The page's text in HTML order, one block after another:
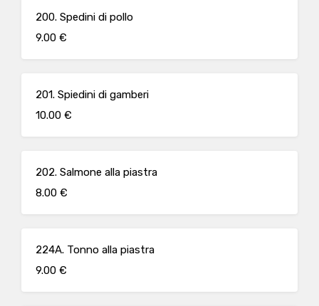
200. Spedini di pollo
9.00 €
201. Spiedini di gamberi
10.00 €
202. Salmone alla piastra
8.00 €
224A. Tonno alla piastra
9.00 €